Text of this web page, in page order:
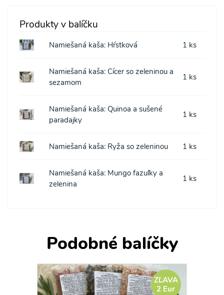
Produkty v balíčku
Namiešaná kaša: Hŕstková 1 ks
Namiešaná kaša: Cícer so zeleninou a
sezamom
1 ks
Namiešaná kaša: Quinoa a sušené
paradajky
1 ks
Namiešaná kaša: Ryža so zeleninou 1 ks
Namiešaná kaša: Mungo fazuľky a
zelenina
1 ks
Podobné balíčky
ZĽAVA
2 Eur